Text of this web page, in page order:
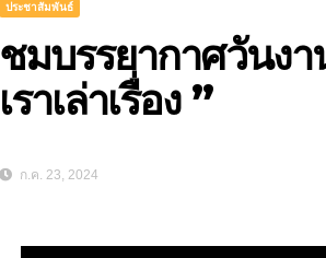
ประชาสัมพันธ์
ชมบรรยากาศวันงา
เราเล่าเรื่อง ”
ก.ค. 23, 2024